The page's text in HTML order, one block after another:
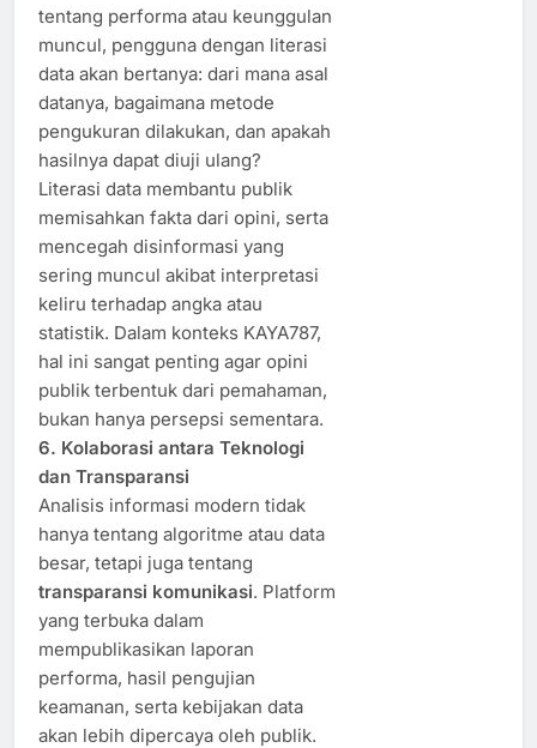
tentang performa atau keunggulan
muncul, pengguna dengan literasi
data akan bertanya: dari mana asal
datanya, bagaimana metode
pengukuran dilakukan, dan apakah
hasilnya dapat diuji ulang?
Literasi data membantu publik
memisahkan fakta dari opini, serta
mencegah disinformasi yang
sering muncul akibat interpretasi
keliru terhadap angka atau
statistik. Dalam konteks KAYA787,
hal ini sangat penting agar opini
publik terbentuk dari pemahaman,
bukan hanya persepsi sementara.
6. Kolaborasi antara Teknologi
dan Transparansi
Analisis informasi modern tidak
hanya tentang algoritme atau data
besar, tetapi juga tentang
transparansi komunikasi. Platform
yang terbuka dalam
mempublikasikan laporan
performa, hasil pengujian
keamanan, serta kebijakan data
akan lebih dipercaya oleh publik.